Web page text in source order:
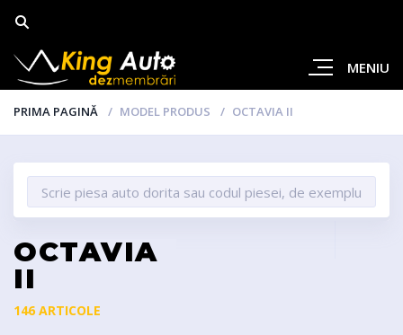
MENIU
PRIMA PAGINĂ MODEL PRODUS OCTAVIA II
OCTAVIA
II
146 ARTICOLE